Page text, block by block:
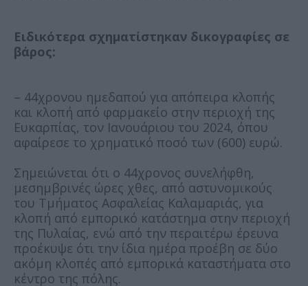
Ειδικότερα σχηματίστηκαν δικογραφίες σε
βάρος:
– 44χρονου ημεδαπού για απόπειρα κλοπής
και κλοπή από φαρμακείο στην περιοχή της
Ευκαρπίας, τον Ιανουάριου του 2024, όπου
αφαίρεσε το χρηματικό ποσό των (600) ευρώ.
Σημειώνεται ότι ο 44χρονος συνελήφθη,
μεσημβρινές ώρες χθες, από αστυνομικούς
του Τμήματος Ασφαλείας Καλαμαριάς, για
κλοπή από εμπορικό κατάστημα στην περιοχή
της Πυλαίας, ενώ από την περαιτέρω έρευνα
προέκυψε ότι την ίδια ημέρα προέβη σε δύο
ακόμη κλοπές από εμπορικά καταστήματα στο
κέντρο της πόλης.